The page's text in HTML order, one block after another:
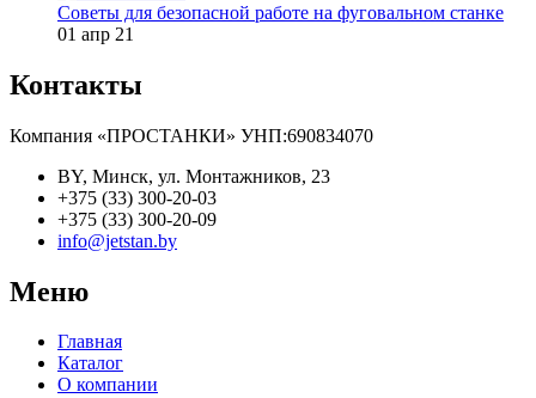
Советы для безопасной работе на фуговальном станке
01 апр 21
Контакты
Компания «ПРОСТАНКИ» УНП:690834070
BY, Минск, ул. Монтажников, 23
+375 (33) 300-20-03
+375 (33) 300-20-09
info@jetstan.by
Меню
Главная
Каталог
О компании